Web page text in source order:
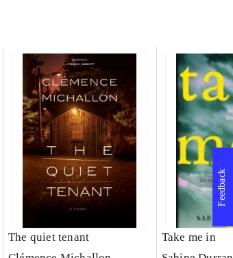
The quiet tenant
Take me in
Feedback